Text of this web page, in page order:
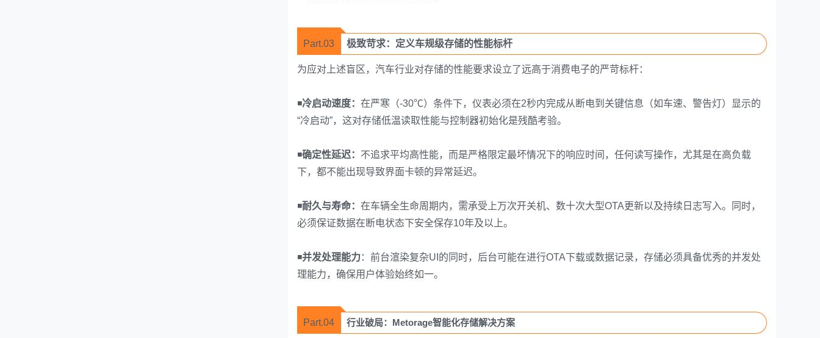
Part.03 极致苛求：定义车规级存储的性能标杆
为应对上述盲区，汽车行业对存储的性能要求设立了远高于消费电子的严苛标杆：
◾冷启动速度： 在严寒（-30℃）条件下，仪表必须在2秒内完成从断电到关键信息（如车速、警告灯）显示的
“冷启动”，这对存储低温读取性能与控制器初始化是残酷考验。
◾确定性延迟： 不追求平均高性能，而是严格限定最坏情况下的响应时间，任何读写操作，尤其是在高负载
下，都不能出现导致界面卡顿的异常延迟。
◾耐久与寿命： 在车辆全生命周期内，需承受上万次开关机、数十次大型OTA更新以及持续日志写入。同时，
必须保证数据在断电状态下安全保存10年及以上。
◾并发处理能力 ：前台渲染复杂UI的同时，后台可能在进行OTA下载或数据记录，存储必须具备优秀的并发处
理能力，确保用户体验始终如一。
Part.04 行业破局：Metorage智能化存储解决方案